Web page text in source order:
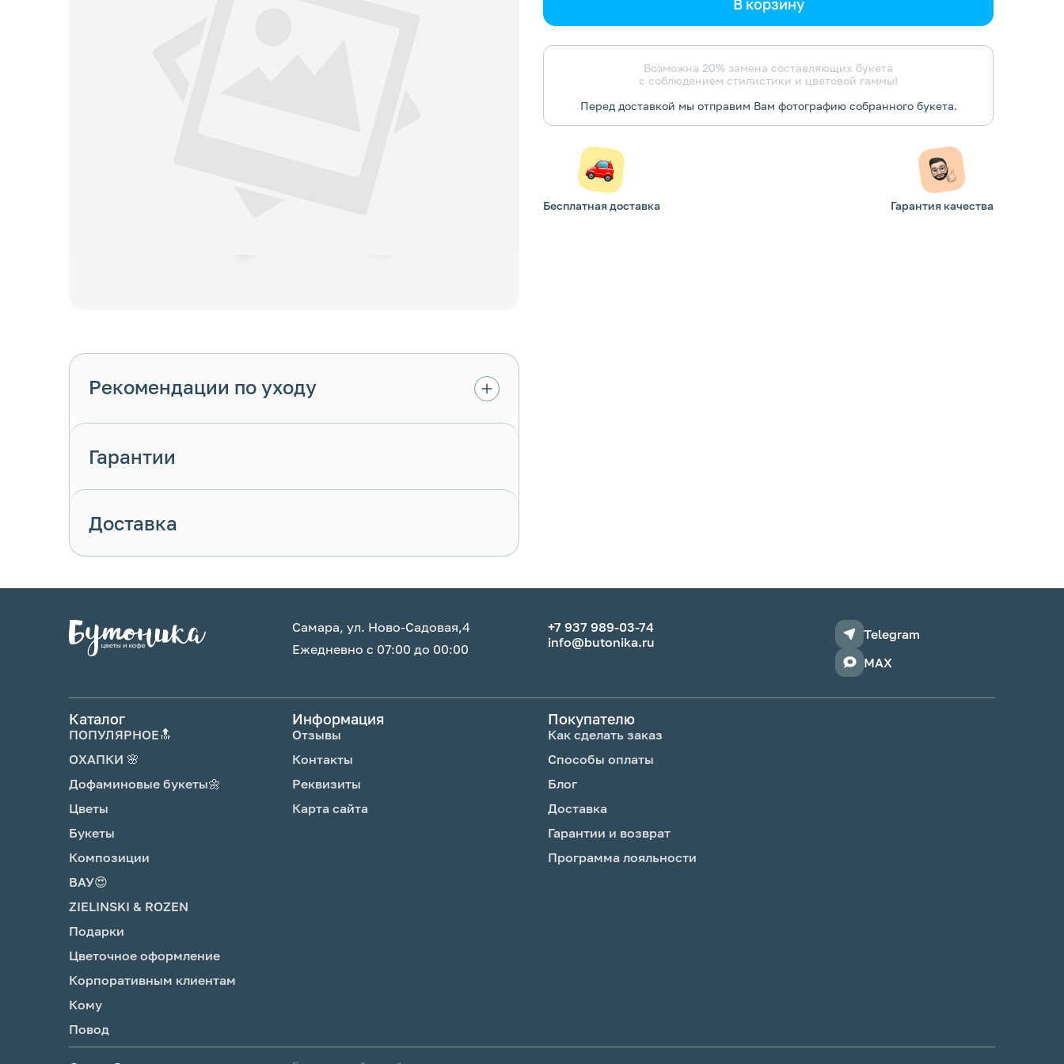
Рекомендации по уходу
Гарантии
Доставка
В корзину
Возможна 20% замена составляющих букета
с соблюдением стилистики и цветовой гаммы!
Перед доставкой мы отправим Вам фотографию собранного букета.
Бесплатная доставка Гарантия качества
Самара, ул. Ново-Садовая,4
Ежедневно с 07:00 до 00:00
+7 937 989-03-74
info@butonika.ru
Telegram
MAX
Каталог
ПОПУЛЯРНОЕ🔝
ОХАПКИ 🌸
Дофаминовые букеты🌼
Цветы
Букеты
Композиции
ВАУ😍
ZIELINSKI & ROZEN
Подарки
Цветочное оформление
Корпоративным клиентам
Кому
Повод
Информация
Отзывы
Контакты
Реквизиты
Карта сайта
Покупателю
Как сделать заказ
Способы оплаты
Блог
Доставка
Гарантии и возврат
Программа лояльности